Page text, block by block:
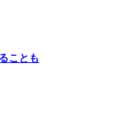
ことも